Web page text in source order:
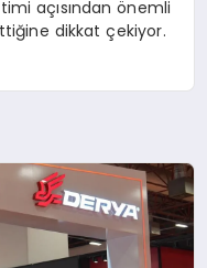
açısından önemli
dikkat çekiyor.